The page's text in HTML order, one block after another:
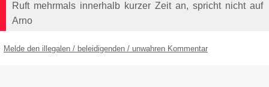
Ruft mehrmals innerhalb kurzer Zeit an, spricht nicht auf
Arno
Melde den illegalen / beleidigenden / unwahren Kommentar